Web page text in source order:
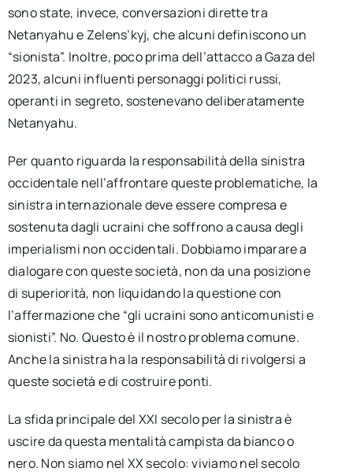
sono state, invece, conversazioni dirette tra
Netanyahu e Zelens’kyj, che alcuni definiscono un
“sionista”. Inoltre, poco prima dell’attacco a Gaza del
2023, alcuni influenti personaggi politici russi,
operanti in segreto, sostenevano deliberatamente
Netanyahu.
Per quanto riguarda la responsabilità della sinistra
occidentale nell’affrontare queste problematiche, la
sinistra internazionale deve essere compresa e
sostenuta dagli ucraini che soffrono a causa degli
imperialismi non occidentali. Dobbiamo imparare a
dialogare con queste società, non da una posizione
di superiorità, non liquidando la questione con
l’affermazione che “gli ucraini sono anticomunisti e
sionisti”. No. Questo è il nostro problema comune.
Anche la sinistra ha la responsabilità di rivolgersi a
queste società e di costruire ponti.
La sfida principale del XXI secolo per la sinistra è
uscire da questa mentalità campista da bianco o
nero. Non siamo nel XX secolo: viviamo nel secolo